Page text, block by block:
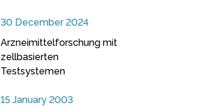
30 December 2024
Arzneimittelforschung mit
zellbasierten
Testsystemen
15 January 2003